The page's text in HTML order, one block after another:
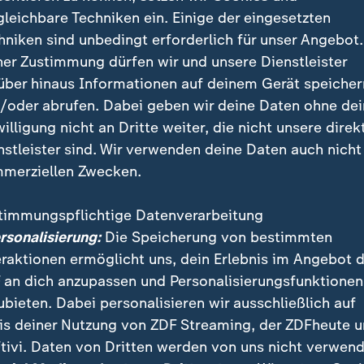
(04.07.2026)
gelogen sind
abgegebenen Versprechen können gar
nicht überlisten: Energie - in diesem Fall Wärme -
nur wegtransportiert oder umgewandelt werden.
zu kühlen, muss Wärme nach außen transportiert
portable Klimageräte mit einem
eingebauten Split-Klimaanlagen mit einer
Klimaanlagen transportieren keine Wärme, sie
BTU" - so nennt sich die Maßeinheit für
Gerät rein physikalisch nicht aus einem
Techniken ein. Einige der eingesetzten
sind unbedingt erforderlich für unser
Zustimmung dürfen wir und unsere Dienstleister
hinaus Informationen auf deinem Gerät
oder abrufen. Dabei geben wir deine Daten ohne
nicht an Dritte weiter, die nicht unsere
sind. Wir verwenden deine Daten auch nicht
Zwecken.
Datenverarbeitung
Die Speicherung von bestimmten
ermöglicht uns, dein Erlebnis im Angebot
an dich anzupassen und Personalisierungsfunktionen
Dabei personalisieren wir ausschließlich auf
deiner Nutzung von ZDF Streaming, der ZDFheute
Daten von Dritten werden von uns nicht